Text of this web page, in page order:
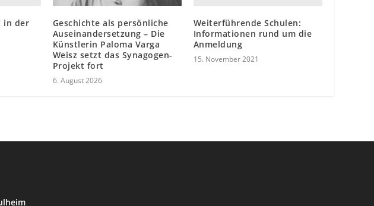
in der
Geschichte als persönliche
Auseinandersetzung – Die
Künstlerin Paloma Varga
Weisz setzt das Synagogen-
Projekt fort
6. August 2026
Weiterführende Schulen:
Informationen rund um die
Anmeldung
15. November 2021